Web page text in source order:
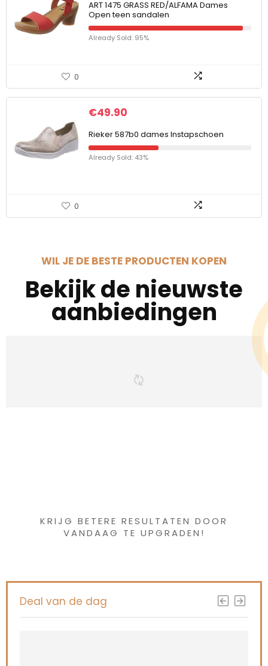
ART 1475 GRASS RED/ALFAMA Dames
Open teen sandalen
Already Sold: 95%
0
€49.90
Rieker 587b0 dames Instapschoen
Already Sold: 43%
0
WIL JE DE BESTE PRODUCTEN KOPEN
Bekijk de nieuwste
aanbiedingen
KRIJG BETERE RESULTATEN DOOR
VANDAAG TE UPGRADEN!
Deal van de dag